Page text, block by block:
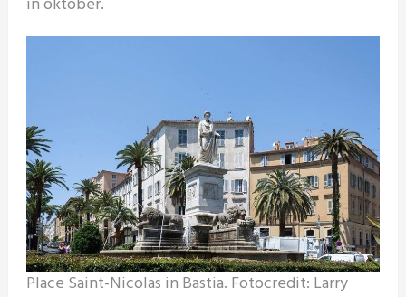
Place Saint-Nicolas in Bastia. Fotocredit: Larry